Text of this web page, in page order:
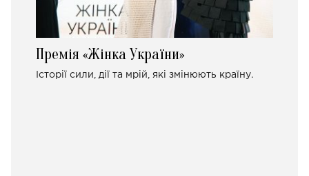
Премія «Жінка України»
Історії сили, дії та мрій, які змінюють країну.